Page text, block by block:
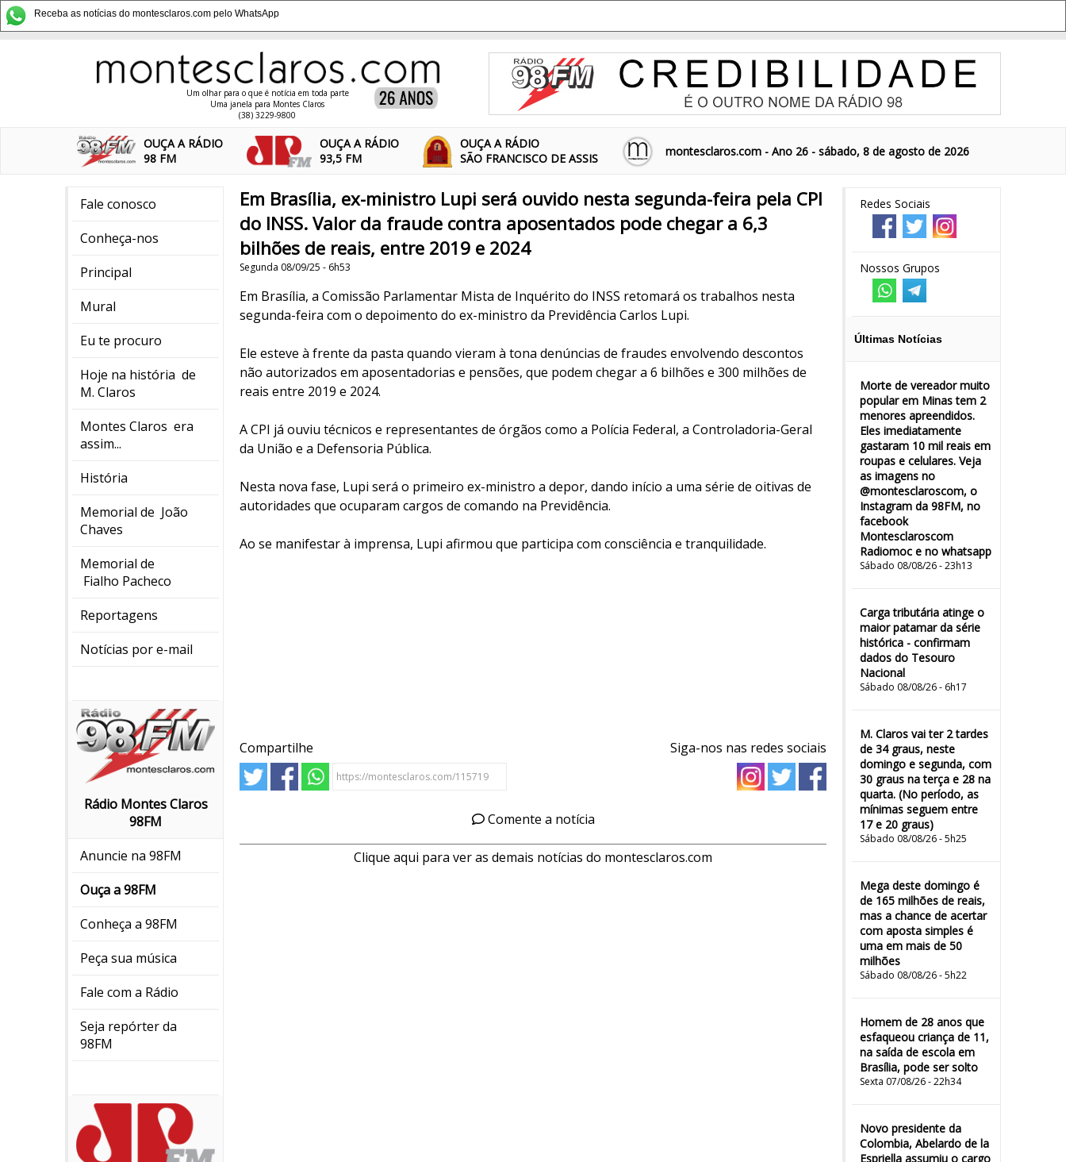
Receba as notícias do montesclaros.com pelo WhatsApp
Um olhar para o que é notícia em toda parte
Uma janela para Montes Claros
(38) 3229-9800
OUÇA A RÁDIO
98 FM
OUÇA A RÁDIO
93,5 FM
OUÇA A RÁDIO
SÃO FRANCISCO DE ASSIS
montesclaros.com - Ano 26 - sábado, 8 de agosto de 2026
Fale conosco
Conheça-nos
Principal
Mural
Eu te procuro
Hoje na história de
M. Claros
Montes Claros era
assim...
História
Memorial de João
Chaves
Memorial de
Fialho Pacheco
Reportagens
Notícias por e-mail
Rádio Montes Claros
98FM
Anuncie na 98FM
Ouça a 98FM
Conheça a 98FM
Peça sua música
Fale com a Rádio
Seja repórter da
98FM
Redes Sociais
Nossos Grupos
Últimas Notícias
Morte de vereador muito
popular em Minas tem 2
menores apreendidos.
Eles imediatamente
gastaram 10 mil reais em
roupas e celulares. Veja
as imagens no
@montesclaroscom, o
Instagram da 98FM, no
facebook
Montesclaroscom
Radiomoc e no whatsapp
Sábado 08/08/26 - 23h13
Carga tributária atinge o
maior patamar da série
histórica - confirmam
dados do Tesouro
Nacional
Sábado 08/08/26 - 6h17
M. Claros vai ter 2 tardes
de 34 graus, neste
domingo e segunda, com
30 graus na terça e 28 na
quarta. (No período, as
mínimas seguem entre
17 e 20 graus)
Sábado 08/08/26 - 5h25
Mega deste domingo é
de 165 milhões de reais,
mas a chance de acertar
com aposta simples é
uma em mais de 50
milhões
Sábado 08/08/26 - 5h22
Homem de 28 anos que
esfaqueou criança de 11,
na saída de escola em
Brasília, pode ser solto
Sexta 07/08/26 - 22h34
Novo presidente da
Colombia, Abelardo de la
Espriella assumiu o cargo
Em Brasília, ex-ministro Lupi será ouvido nesta segunda-feira pela CPI
do INSS. Valor da fraude contra aposentados pode chegar a 6,3
bilhões de reais, entre 2019 e 2024
Segunda 08/09/25 - 6h53
Em Brasília, a Comissão Parlamentar Mista de Inquérito do INSS retomará os trabalhos nesta
segunda-feira com o depoimento do ex-ministro da Previdência Carlos Lupi.
Ele esteve à frente da pasta quando vieram à tona denúncias de fraudes envolvendo descontos
não autorizados em aposentadorias e pensões, que podem chegar a 6 bilhões e 300 milhões de
reais entre 2019 e 2024.
A CPI já ouviu técnicos e representantes de órgãos como a Polícia Federal, a Controladoria-Geral
da União e a Defensoria Pública.
Nesta nova fase, Lupi será o primeiro ex-ministro a depor, dando início a uma série de oitivas de
autoridades que ocuparam cargos de comando na Previdência.
Ao se manifestar à imprensa, Lupi afirmou que participa com consciência e tranquilidade.
Compartilhe Siga-nos nas redes sociais
Comente a notícia
Clique aqui para ver as demais notícias do montesclaros.com